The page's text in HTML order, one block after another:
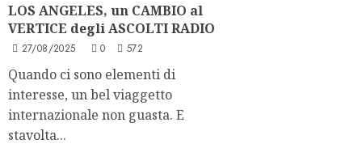
LOS ANGELES, un CAMBIO al
VERTICE degli ASCOLTI RADIO
27/08/2025 0 572
Quando ci sono elementi di
interesse, un bel viaggetto
internazionale non guasta. E
stavolta...